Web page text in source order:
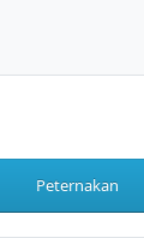
Peternakan